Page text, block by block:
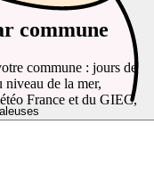
commune
commune : jours de
niveau de la mer,
France et du GIEC,